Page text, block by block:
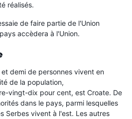
réalisés.
de faire partie de l'Union
accèdera à l'Union.
demi de personnes vivent en
de la population,
vingt-dix pour cent, est Croate. De
dans le pays, parmi lesquelles
Serbes vivent à l'est. Les autres